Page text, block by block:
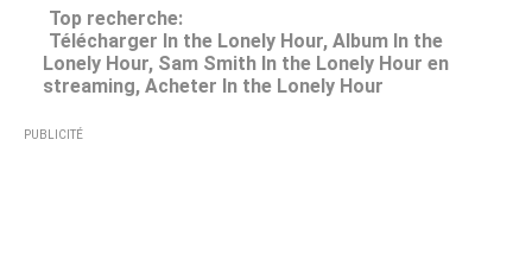
Top recherche:
Télécharger In the Lonely Hour, Album In the
Lonely Hour, Sam Smith In the Lonely Hour en
streaming, Acheter In the Lonely Hour
PUBLICITÉ